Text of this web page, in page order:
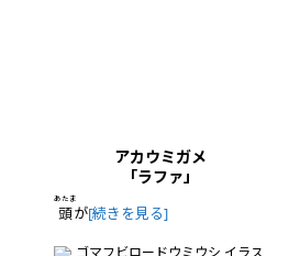
アカウミガメ
「ラファ」
頭
あたま
が[続きを見る]